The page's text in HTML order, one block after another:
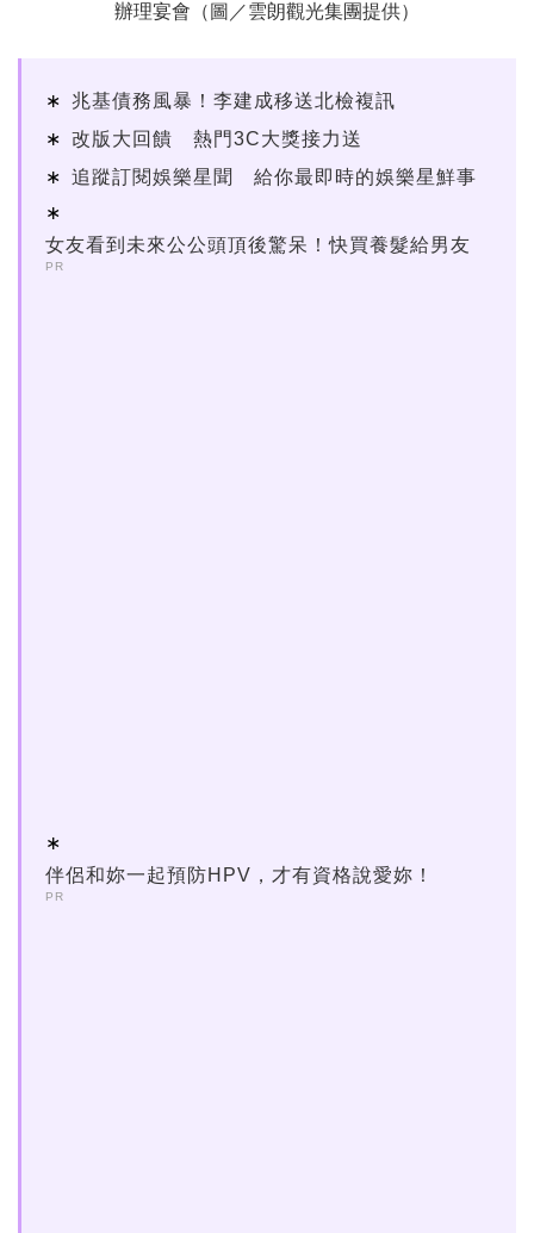
辦理宴會（圖／雲朗觀光集團提供）
兆基債務風暴！李建成移送北檢複訊
改版大回饋 熱門3C大獎接力送
追蹤訂閱娛樂星聞 給你最即時的娛樂星鮮事
女友看到未來公公頭頂後驚呆！快買養髮給男友
PR
伴侶和妳一起預防HPV，才有資格說愛妳！
PR